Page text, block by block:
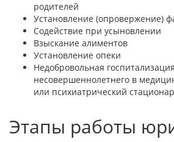
родителей
Установление (опровержение)
Содействие при усыновлении
Взыскание алиментов
Установление опеки
Недобровольная госпитализация
несовершеннолетнего в
или психиатрический стационар
Этапы работы